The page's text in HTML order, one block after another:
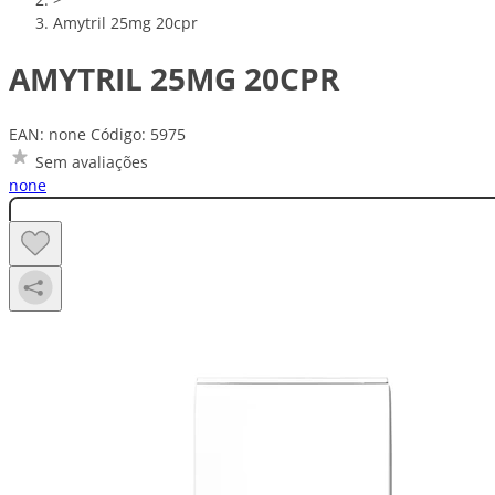
Amytril 25mg 20cpr
AMYTRIL 25MG 20CPR
EAN: none Código: 5975
Sem avaliações
none